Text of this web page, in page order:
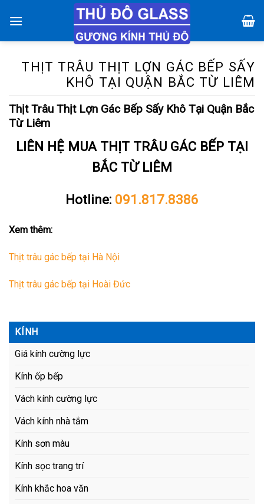
đến
THỊT TRÂU THỊT LỢN GÁC BẾP SẤY
KHÔ TẠI QUẬN BẮC TỪ LIÊM
Thịt Trâu Thịt Lợn Gác Bếp Sấy Khô Tại Quận Bắc
Từ Liêm
LIÊN HỆ MUA THỊT TRÂU GÁC BẾP TẠI
BẮC TỪ LIÊM
Hotline: 091.817.8386
Xem thêm:
Thịt trâu gác bếp tại Hà Nội
Thịt trâu gác bếp tại Hoài Đức
KÍNH
Giá kính cường lực
Kính ốp bếp
Vách kính cường lực
Vách kính nhà tắm
Kính sơn màu
Kính sọc trang trí
Kính khắc hoa văn